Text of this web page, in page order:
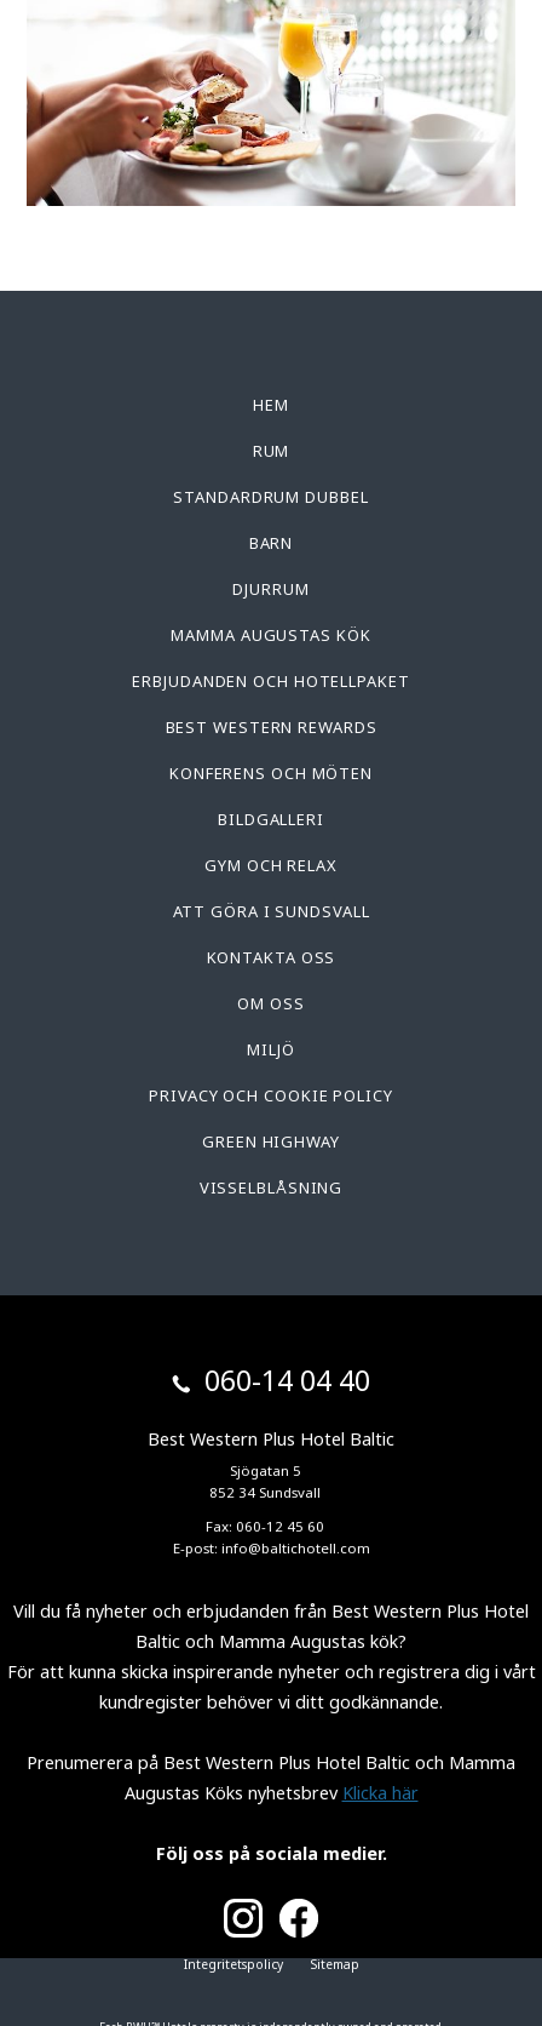
HEM
RUM
STANDARDRUM DUBBEL
BARN
DJURRUM
MAMMA AUGUSTAS KÖK
ERBJUDANDEN OCH HOTELLPAKET
BEST WESTERN REWARDS
KONFERENS OCH MÖTEN
BILDGALLERI
GYM OCH RELAX
ATT GÖRA I SUNDSVALL
KONTAKTA OSS
OM OSS
MILJÖ
PRIVACY OCH COOKIE POLICY
GREEN HIGHWAY
VISSELBLÅSNING
060-14 04 40
Best Western Plus Hotel Baltic
Sjögatan 5
852 34 Sundsvall
Fax: 060-12 45 60
E-post: info@baltichotell.com
Vill du få nyheter och erbjudanden från Best Western Plus Hotel
Baltic och Mamma Augustas kök?
För att kunna skicka inspirerande nyheter och registrera dig i vårt
kundregister behöver vi ditt godkännande.
Prenumerera på Best Western Plus Hotel Baltic och Mamma
Augustas Köks nyhetsbrev Klicka här
Följ oss på sociala medier.
Integritetspolicy Sitemap